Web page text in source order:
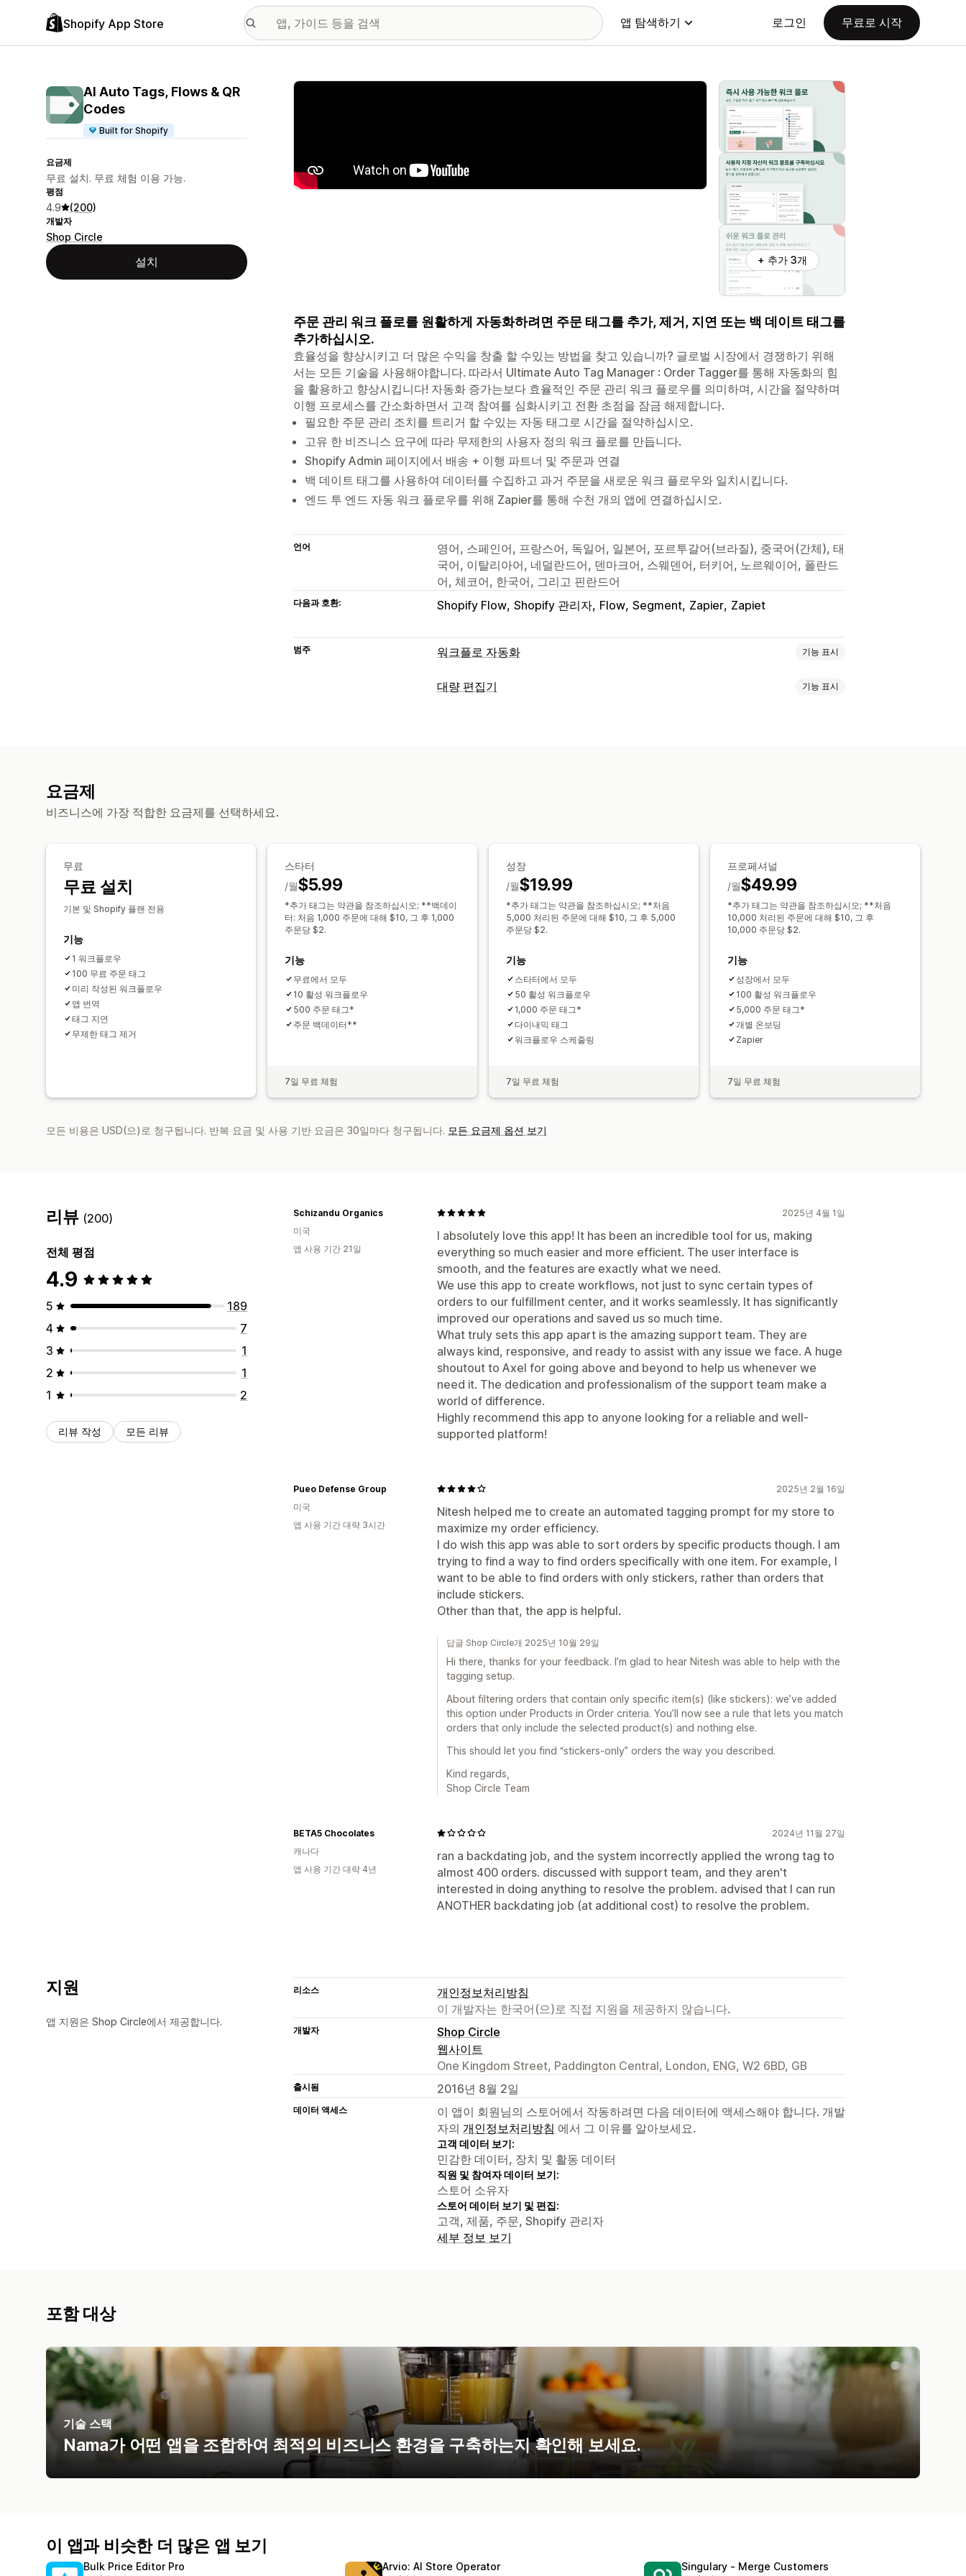
Shopify App Store 앱 탐색하기 로그인 무료로 시작
AI Auto Tags, Flows & QR
Codes
Built for Shopify
요금제
무료 설치. 무료 체험 이용 가능.
평점
4.9 (200)
개발자
Shop Circle
설치
추천 이미지 갤러리
+ 추가 3개
주문 관리 워크 플로를 원활하게 자동화하려면 주문 태그를 추가, 제거, 지연 또는 백 데이트 태그를
추가하십시오.
효율성을 향상시키고 더 많은 수익을 창출 할 수있는 방법을 찾고 있습니까? 글로벌 시장에서 경쟁하기 위해
서는 모든 기술을 사용해야합니다. 따라서 Ultimate Auto Tag Manager : Order Tagger를 통해 자동화의 힘
을 활용하고 향상시킵니다! 자동화 증가는보다 효율적인 주문 관리 워크 플로우를 의미하며, 시간을 절약하며
이행 프로세스를 간소화하면서 고객 참여를 심화시키고 전환 초점을 잠금 해제합니다.
필요한 주문 관리 조치를 트리거 할 수있는 자동 태그로 시간을 절약하십시오.
고유 한 비즈니스 요구에 따라 무제한의 사용자 정의 워크 플로를 만듭니다.
Shopify Admin 페이지에서 배송 + 이행 파트너 및 주문과 연결
백 데이트 태그를 사용하여 데이터를 수집하고 과거 주문을 새로운 워크 플로우와 일치시킵니다.
엔드 투 엔드 자동 워크 플로우를 위해 Zapier를 통해 수천 개의 앱에 연결하십시오.
언어
영어, 스페인어, 프랑스어, 독일어, 일본어, 포르투갈어(브라질), 중국어(간체), 태
국어, 이탈리아어, 네덜란드어, 덴마크어, 스웨덴어, 터키어, 노르웨이어, 폴란드
어, 체코어, 한국어, 그리고 핀란드어
다음과 호환: Shopify Flow Shopify 관리자 Flow Segment Zapier Zapiet
범주 워크플로 자동화 기능 표시
자동화 작업
대량 편집기 기능 표시
요금제
비즈니스에 가장 적합한 요금제를 선택하세요.
무료
무료 설치
기본 및 Shopify 플랜 전용
기능
1 워크플로우
100 무료 주문 태그
미리 작성된 워크플로우
앱 번역
태그 지연
무제한 태그 제거
스타터
$5.99
/월
*추가 태그는 약관을 참조하십시오; **백데이
터: 처음 1,000 주문에 대해 $10, 그 후 1,000
주문당 $2.
기능
무료에서 모두
10 활성 워크플로우
500 주문 태그*
주문 백데이터**
7일 무료 체험
성장
$19.99
/월
*추가 태그는 약관을 참조하십시오; **처음
5,000 처리된 주문에 대해 $10, 그 후 5,000
주문당 $2.
기능
스타터에서 모두
50 활성 워크플로우
1,000 주문 태그*
다이내믹 태그
워크플로우 스케줄링
7일 무료 체험
프로페셔널
$49.99
/월
*추가 태그는 약관을 참조하십시오; **처음
10,000 처리된 주문에 대해 $10, 그 후
10,000 주문당 $2.
기능
성장에서 모두
100 활성 워크플로우
5,000 주문 태그*
개별 온보딩
Zapier
7일 무료 체험
모든 비용은 USD(으)로 청구됩니다. 반복 요금 및 사용 기반 요금은 30일마다 청구됩니다. 모든 요금제 옵션 보기
리뷰 (200)
전체 평점
4.9
5
189
4
7
3
1
2
1
1
2
리뷰 작성 모든 리뷰
2025년 4월 1일
I absolutely love this app! It has been an incredible tool for us, making
everything so much easier and more efficient. The user interface is
smooth, and the features are exactly what we need.
We use this app to create workflows, not just to sync certain types of
orders to our fulfillment center, and it works seamlessly. It has significantly
improved our operations and saved us so much time.
What truly sets this app apart is the amazing support team. They are
always kind, responsive, and ready to assist with any issue we face. A huge
shoutout to Axel for going above and beyond to help us whenever we
need it. The dedication and professionalism of the support team make a
world of difference.
Highly recommend this app to anyone looking for a reliable and well-
supported platform!
Schizandu Organics
미국
앱 사용 기간 21일
2025년 2월 16일
Nitesh helped me to create an automated tagging prompt for my store to
maximize my order efficiency.
I do wish this app was able to sort orders by specific products though. I am
trying to find a way to find orders specifically with one item. For example, I
want to be able to find orders with only stickers, rather than orders that
include stickers.
Other than that, the app is helpful.
Pueo Defense Group
미국
앱 사용 기간 대략 3시간
답글 Shop Circle개 2025년 10월 29일
Hi there, thanks for your feedback. I’m glad to hear Nitesh was able to help with the
tagging setup.
About filtering orders that contain only specific item(s) (like stickers): we’ve added
this option under Products in Order criteria. You’ll now see a rule that lets you match
orders that only include the selected product(s) and nothing else.
This should let you find “stickers-only” orders the way you described.
Kind regards,
Shop Circle Team
2024년 11월 27일
ran a backdating job, and the system incorrectly applied the wrong tag to
almost 400 orders. discussed with support team, and they aren't
interested in doing anything to resolve the problem. advised that I can run
ANOTHER backdating job (at additional cost) to resolve the problem.
BETA5 Chocolates
캐나다
앱 사용 기간 대략 4년
지원
앱 지원은 Shop Circle에서 제공합니다.
리소스
개인정보처리방침
이 개발자는 한국어(으)로 직접 지원을 제공하지 않습니다.
개발자
Shop Circle
웹사이트
One Kingdom Street, Paddington Central, London, ENG, W2 6BD, GB
출시됨 2016년 8월 2일
데이터 액세스
이 앱이 회원님의 스토어에서 작동하려면 다음 데이터에 액세스해야 합니다. 개발
자의 개인정보처리방침 에서 그 이유를 알아보세요.
고객 데이터 보기:
민감한 데이터, 장치 및 활동 데이터
직원 및 참여자 데이터 보기:
스토어 소유자
스토어 데이터 보기 및 편집:
고객, 제품, 주문, Shopify 관리자
세부 정보 보기
포함 대상
기술 스택
Nama가 어떤 앱을 조합하여 최적의 비즈니스 환경을 구축하는지 확인해 보세요.
이 앱과 비슷한 더 많은 앱 보기
Bulk Price Editor Pro Arvio: AI Store Operator Singulary ‑ Merge Customers